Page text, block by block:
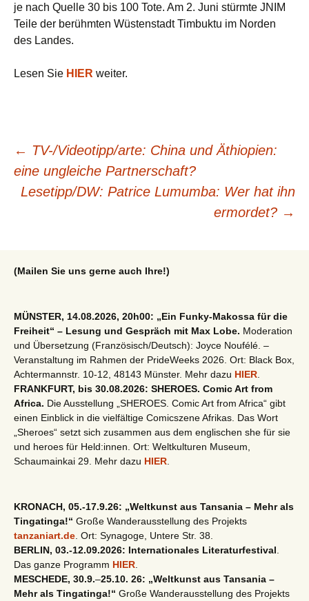
je nach Quelle 30 bis 100 Tote. Am 2. Juni stürmte JNIM
Teile der berühmten Wüstenstadt Timbuktu im Norden
des Landes.
Lesen Sie HIER weiter.
Beitragsnavigation
← TV-/Videotipp/arte: China und Äthiopien:
eine ungleiche Partnerschaft?
Lesetipp/DW: Patrice Lumumba: Wer hat ihn
ermordet? →
(Mailen Sie uns gerne auch Ihre!)
MÜNSTER, 14.08.2026, 20h00: „Ein Funky-Makossa für die
Freiheit“ – Lesung und Gespräch mit Max Lobe. Moderation
und Übersetzung (Französisch/Deutsch): Joyce Noufélé. –
Veranstaltung im Rahmen der PrideWeeks 2026. Ort: Black Box,
Achtermannstr. 10-12, 48143 Münster. Mehr dazu HIER
FRANKFURT, bis 30.08.2026: SHEROES. Comic Art from
Africa. Die Ausstellung „SHEROES. Comic Art from Africa“ gibt
einen Einblick in die vielfältige Comicszene Afrikas. Das Wort
„Sheroes“ setzt sich zusammen aus dem englischen she für sie
und heroes für Held:innen. Ort: Weltkulturen Museum,
Schaumainkai 29. Mehr dazu HIER
KRONACH, 05.-17.9.26: „Weltkunst aus Tansania – Mehr als
Tingatinga!“ Große Wanderausstellung des Projekts
tanzaniart.de . Ort: Synagoge, Untere Str. 38.
BERLIN, 03.-12.09.2026: Internationales Literaturfestival
Das ganze Programm HIER
MESCHEDE, 30.9.–25.10. 26: „Weltkunst aus Tansania –
Mehr als Tingatinga!“ Große Wanderausstellung des Projekts